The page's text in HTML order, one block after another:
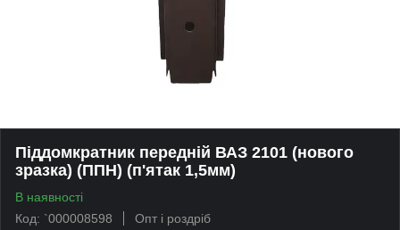
Піддомкратник передній ВАЗ 2101 (нового
зразка) (ППН) (п'ятак 1,5мм)
В наявності
Код: `000008598
Опт і роздріб